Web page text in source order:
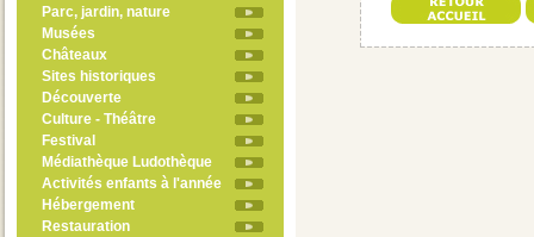
Parc, jardin, nature
Musées
Châteaux
Sites historiques
Découverte
Culture - Théâtre
Festival
Médiathèque Ludothèque
Activités enfants à l'année
Hébergement
Restauration